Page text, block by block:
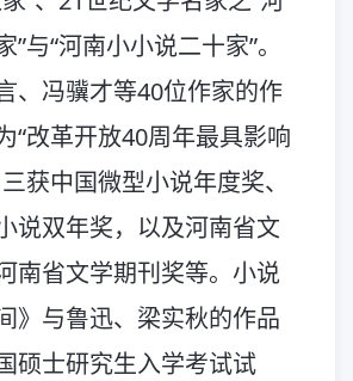
与“河南小小说二十家”。
、冯骥才等40位作家的作
“改革开放40周年最具影响
获中国微型小说年度奖、
说双年奖，以及河南省文
南省文学期刊奖等。小说
》与鲁迅、梁实秋的作品
硕士研究生入学考试试